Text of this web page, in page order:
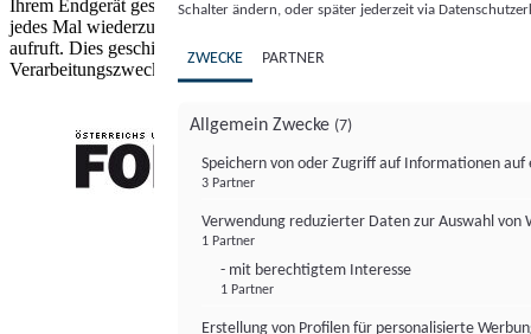
Ihrem Endgerät gespeichert oder von dort ausgelesen werden, um es
jedes Mal wiederzuerkennen, wenn es eine App oder einer Webseite
aufruft. Dies geschieht für einen oder mehrere der hier aufgeführten
Verarbeitungszwecke.
Schalter ändern, oder später jederzeit via
ZWECKE PARTNER
Allgemein Zwecke (7)
Speichern von oder Zugriff auf Informationen auf
3 Partner
Verwendung reduzierter Daten zur Auswahl von
1 Partner
- mit berechtigtem Interesse
1 Partner
Erstellung von Profilen für personalisierte
FONDS professionell